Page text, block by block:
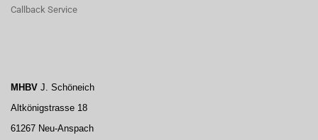
Callback Service
MHBV J. Schöneich
Altkönigstrasse 18
61267 Neu-Anspach